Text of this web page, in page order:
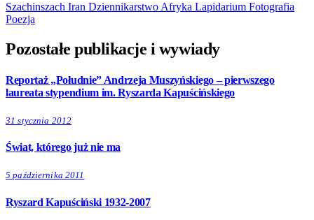
Szachinszach Iran Dziennikarstwo Afryka Lapidarium Fotografia
Poezja
Pozostałe publikacje i wywiady
Reportaż „Południe” Andrzeja Muszyńskiego – pierwszego
laureata stypendium im. Ryszarda Kapuścińskiego
31 stycznia 2012
Świat, którego już nie ma
5 października 2011
Ryszard Kapuściński 1932-2007